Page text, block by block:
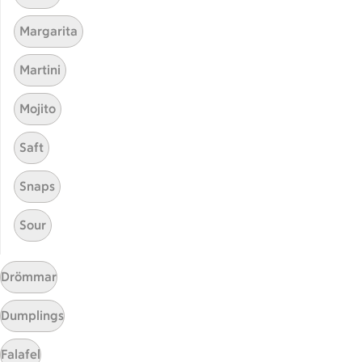
Sidfot
Få snabbt svar
FAQ
Massa erbjudanden
Bli stammis på ICA
Handla
Handla online
ICAs matkasse
Margarita
Martini
Mojito
Saft
Snaps
Sour
Drömmar
Dumplings
Falafel